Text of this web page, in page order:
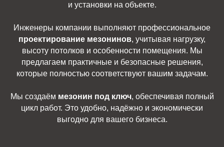
и установки на объекте.
Инженеры компании выполняют профессиональное
проектирование мезонинов, учитывая нагрузку,
высоту потолков и особенности помещения. Мы
предлагаем практичные и безопасные решения,
которые полностью соответствуют вашим задачам.
Мы создаём мезонин под ключ, обеспечивая полный
цикл работ. Это удобно, надёжно и экономически
выгодно для вашего бизнеса.